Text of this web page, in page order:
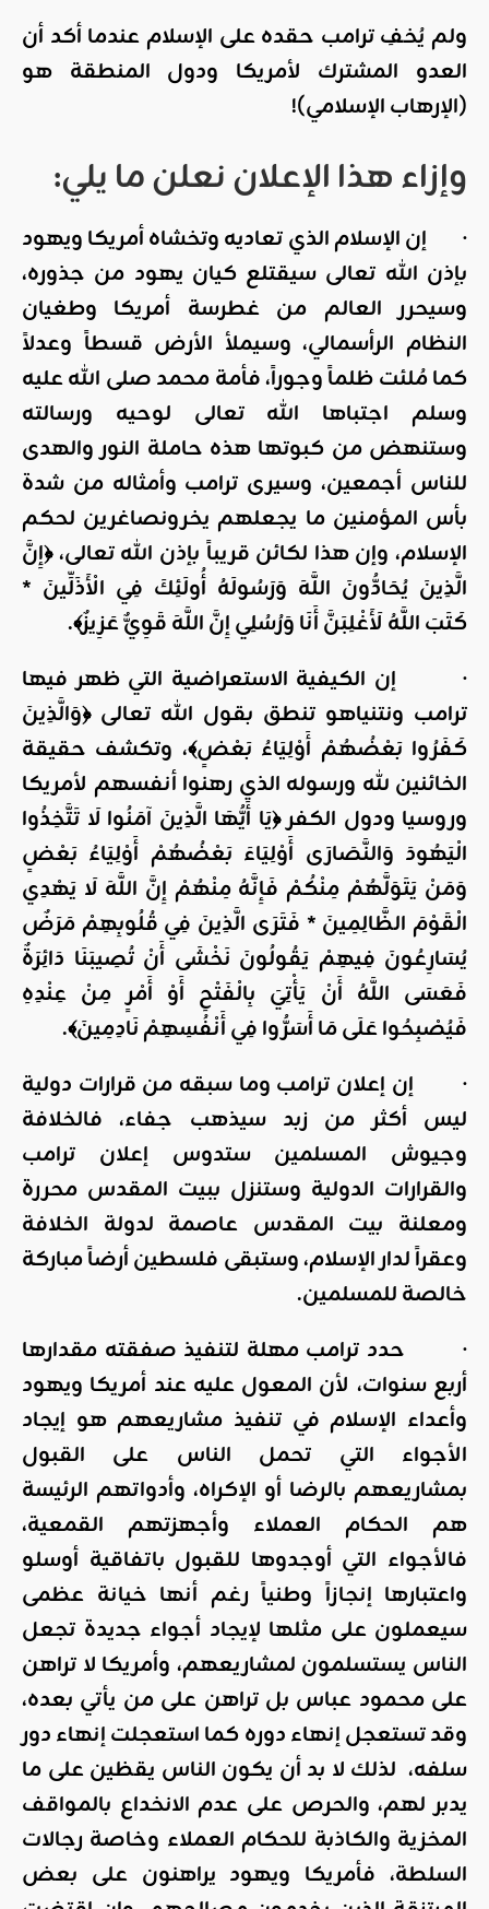
ولم يُخفِ ترامب حقده على الإسلام عندما أكد أن
العدو المشترك لأمريكا ودول المنطقة هو
(الإرهاب الإسلامي)!
وإزاء هذا الإعلان نعلن ما يلي:
· إن الإسلام الذي تعاديه وتخشاه أمريكا ويهود
بإذن الله تعالى سيقتلع كيان يهود من جذوره،
وسيحرر العالم من غطرسة أمريكا وطغيان
النظام الرأسمالي، وسيملأ الأرض قسطاً وعدلاً
كما مُلئت ظلماً وجوراً، فأمة محمدصلى الله عليه
وسلم اجتباها الله تعالى لوحيه ورسالته
وستنهض من كبوتها هذه حاملة النور والهدى
للناس أجمعين، وسيرى ترامب وأمثاله من شدة
بأس المؤمنين ما يجعلهم يخرونصاغرين لحكم
الإسلام، وإن هذا لكائن قريباً بإذن الله تعالى، ﴿إِنَّ
الَّذِينَ يُحَادُّونَ اللَّهَ وَرَسُولَهُ أُولَئِكَ فِي الْأَذَلِّينَ *
كَتَبَ اللَّهُ لَأَغْلِبَنَّ أَنَا وَرُسُلِي إِنَّ اللَّهَ قَوِيٌّ عَزِيزٌ﴾.
· إن الكيفية الاستعراضية التي ظهر فيها
ترامب ونتنياهو تنطق بقول الله تعالى ﴿وَالَّذِينَ
كَفَرُوا بَعْضُهُمْ أَوْلِيَاءُ بَعْضٍ﴾، وتكشف حقيقة
الخائنين لله ورسوله الذي رهنوا أنفسهم لأمريكا
وروسيا ودول الكفر ﴿يَا أَيُّهَا الَّذِينَ آمَنُوا لَا تَتَّخِذُوا
الْيَهُودَ وَالنَّصَارَى أَوْلِيَاءَ بَعْضُهُمْ أَوْلِيَاءُ بَعْضٍ
وَمَنْ يَتَوَلَّهُمْ مِنْكُمْ فَإِنَّهُ مِنْهُمْ إِنَّ اللَّهَ لَا يَهْدِي
الْقَوْمَ الظَّالِمِينَ * فَتَرَى الَّذِينَ فِي قُلُوبِهِمْ مَرَضٌ
يُسَارِعُونَ فِيهِمْ يَقُولُونَ نَخْشَى أَنْ تُصِيبَنَا دَائِرَةٌ
فَعَسَى اللَّهُ أَنْ يَأْتِيَ بِالْفَتْحِ أَوْ أَمْرٍ مِنْ عِنْدِهِ
فَيُصْبِحُوا عَلَى مَا أَسَرُّوا فِي أَنْفُسِهِمْ نَادِمِينَ﴾.
· إن إعلان ترامب وما سبقه من قرارات دولية
ليس أكثر من زبد سيذهب جفاء، فالخلافة
وجيوش المسلمين ستدوس إعلان ترامب
والقرارات الدولية وستنزل ببيت المقدس محررة
ومعلنة بيت المقدس عاصمة لدولة الخلافة
وعقراً لدار الإسلام، وستبقى فلسطين أرضاً مباركة
خالصة للمسلمين.
· حدد ترامب مهلة لتنفيذ صفقته مقدارها
أربع سنوات، لأن المعول عليه عند أمريكا ويهود
وأعداء الإسلام في تنفيذ مشاريعهم هو إيجاد
الأجواء التي تحمل الناس على القبول
بمشاريعهم بالرضا أو الإكراه، وأدواتهم الرئيسة
هم الحكام العملاء وأجهزتهم القمعية،
فالأجواء التي أوجدوها للقبول باتفاقية أوسلو
واعتبارها إنجازاً وطنياً رغم أنها خيانة عظمى
سيعملون على مثلها لإيجاد أجواء جديدة تجعل
الناس يستسلمون لمشاريعهم، وأمريكا لا تراهن
على محمود عباس بل تراهن على من يأتي بعده،
وقد تستعجل إنهاء دوره كما استعجلت إنهاء دور
سلفه، لذلك لا بد أن يكون الناس يقظين على ما
يدبر لهم، والحرص على عدم الانخداع بالمواقف
المخزية والكاذبة للحكام العملاء وخاصة رجالات
السلطة، فأمريكا ويهود يراهنون على بعض